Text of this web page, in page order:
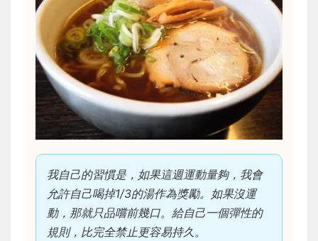
我自己的習慣是，如果這週運動量夠，我會
允許自己喝掉1/3的湯作為獎勵。如果沒運
動，那就只品嚐前幾口。給自己一個彈性的
規則，比完全禁止更容易持久。